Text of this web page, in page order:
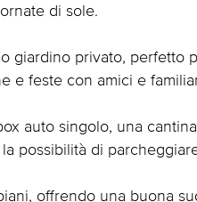
di sole.
giardino privato, perfetto
e feste con amici e
auto singolo, una
possibilità di
offrendo una buona